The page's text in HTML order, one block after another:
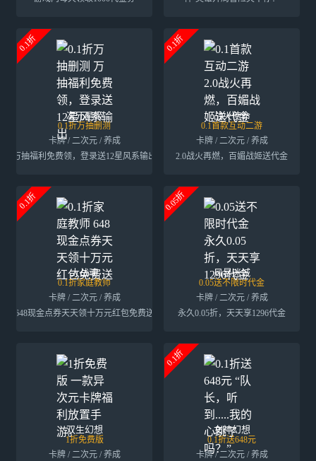
0.1折
次元星姬
0.1折万抽删测
卡牌 / 二次元 / 养成
万抽福利免费领，登录送12星风系输出
0.1折
战火使命
0.1首款互动二游
卡牌 / 二次元 / 养成
2.0战火再燃，百媚战姬送代金
0.1折
大战魂
0.1折家庭教师
卡牌 / 二次元 / 养成
648现金点券天天领十万元红包免费送
0.05折
风暴迷城
0.05送不限时代金
卡牌 / 二次元 / 养成
永久0.05折，天天享1296代金
双生幻想
1折免费版
卡牌 / 二次元 / 养成
0.1折
女神幻想
0.1折送648元
卡牌 / 二次元 / 养成